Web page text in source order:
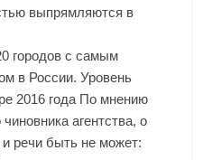
выпрямляются в
городов с самым
в России. Уровень
2016 года По мнению
агентства, о
речи быть не может: